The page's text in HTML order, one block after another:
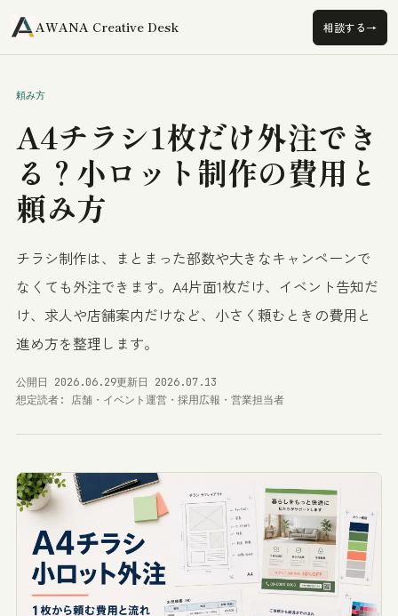
A AWANA Creative Desk 相談する→
頼み方
A4チラシ1枚だけ外注でき
る？小ロット制作の費用と
頼み方
チラシ制作は、まとまった部数や大きなキャンペーンで
なくても外注できます。A4片面1枚だけ、イベント告知だ
け、求人や店舗案内だけなど、小さく頼むときの費用と
進め方を整理します。
公開日 2026.06.29更新日 2026.07.13
想定読者: 店舗・イベント運営・採用広報・営業担当者